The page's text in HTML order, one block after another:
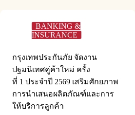
BANKING &
INSURANCE
กรุงเทพประกันภัย จัดงาน
ปฐมนิเทศคู่ค้าใหม่ ครั้ง
ที่ 1 ประจำปี 2569 เสริมศักยภาพ
การนำเสนอผลิตภัณฑ์และการ
ให้บริการลูกค้า